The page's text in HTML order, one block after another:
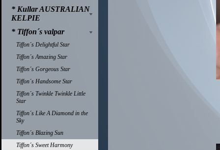
* Kullar AUSTRALIAN
KELPIE
* Tiffon´s valpar
Tiffon´s Delightful Star
Tiffon´s Amazing Star
Tiffon´s Gorgeous Star
Tiffon´s Handsome Star
Tiffon´s Twinkle Twinkle Little
Star
Tiffon´s Like A Diamond in the
Sky
Tiffon´s Blazing Sun
Tiffon´s Sweet Harmony